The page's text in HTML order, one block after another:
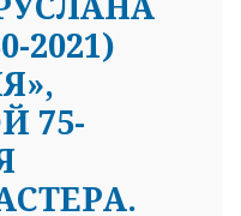
2021)
75-